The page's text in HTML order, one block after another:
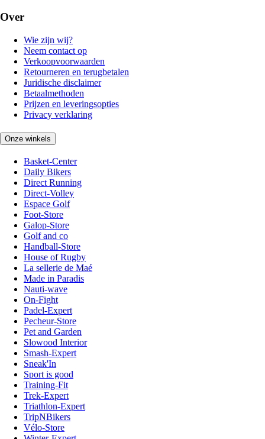
Over
Wie zijn wij?
Neem contact op
Verkoopvoorwaarden
Retourneren en terugbetalen
Juridische disclaimer
Betaalmethoden
Prijzen en leveringsopties
Privacy verklaring
Onze winkels
Basket-Center
Daily Bikers
Direct Running
Direct-Volley
Espace Golf
Foot-Store
Galop-Store
Golf and co
Handball-Store
House of Rugby
La sellerie de Maé
Made in Paradis
Nauti-wave
On-Fight
Padel-Expert
Pecheur-Store
Pet and Garden
Slowood Interior
Smash-Expert
Sneak'In
Sport is good
Training-Fit
Trek-Expert
Triathlon-Expert
TripNBikers
Vélo-Store